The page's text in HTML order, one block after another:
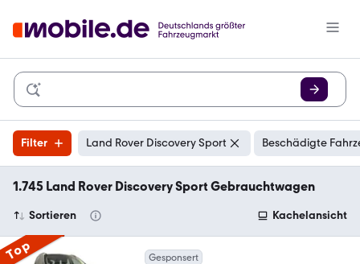
Filter Land Rover Discovery Sport Beschädigte
1.745 Land Rover Discovery Sport Gebrauchtwagen
Sortieren Kachelansicht
Top Gesponsert